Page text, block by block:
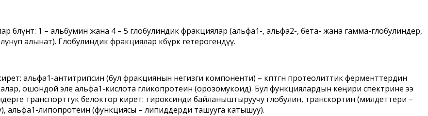
бөлүнөт: 1 – альбумин жана 4 – 5 глобулиндик фракциялар (альфа1-, альфа2-, бета- жана гамма-глобулиндер,
алынат). Глобулиндик фракциялар көбүрөөк гетерогендүү.
альфа1-антитрипсин (бул фракциянын негизги компоненти) – көптөгөн протеолиттик ферменттердин
ошондой эле альфа1-кислота гликопротеин (орозомукоид). Бул функциялардын кеңири спектрине ээ
транспорттук белоктор кирет: тироксинди байланыштыруучу глобулин, транскортин (милдеттери –
липопротеин (функциясы – липиддерди ташууга катышуу).